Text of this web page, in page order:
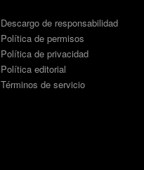
Descargo de responsabilidad
Política de permisos
Política de privacidad
Política editorial
Términos de servicio